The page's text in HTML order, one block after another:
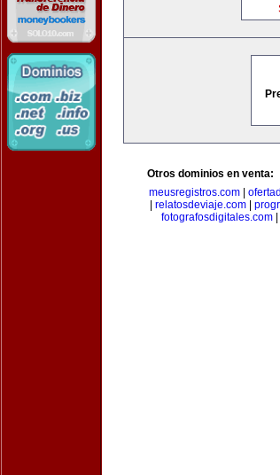
Otros dominios en venta:
meusregistros.com|
relatosdeviaje.com|
fotografosdigitales.com